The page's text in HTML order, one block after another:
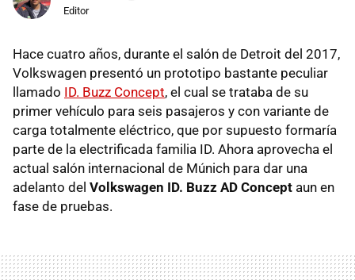
Editor
Hace cuatro años, durante el salón de Detroit del 2017,
Volkswagen presentó un prototipo bastante peculiar
llamado ID. Buzz Concept, el cual se trataba de su
primer vehículo para seis pasajeros y con variante de
carga totalmente eléctrico, que por supuesto formaría
parte de la electrificada familia ID. Ahora aprovecha el
actual salón internacional de Múnich para dar una
adelanto del Volkswagen ID. Buzz AD Concept aun en
fase de pruebas.